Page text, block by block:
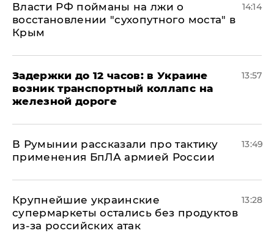
Власти РФ пойманы на лжи о
восстановлении "сухопутного моста" в
Крым
14:14
Задержки до 12 часов: в Украине
возник транспортный коллапс на
железной дороге
13:57
В Румынии рассказали про тактику
применения БпЛА армией России
13:49
Крупнейшие украинские
супермаркеты остались без продуктов
из-за российских атак
13:28